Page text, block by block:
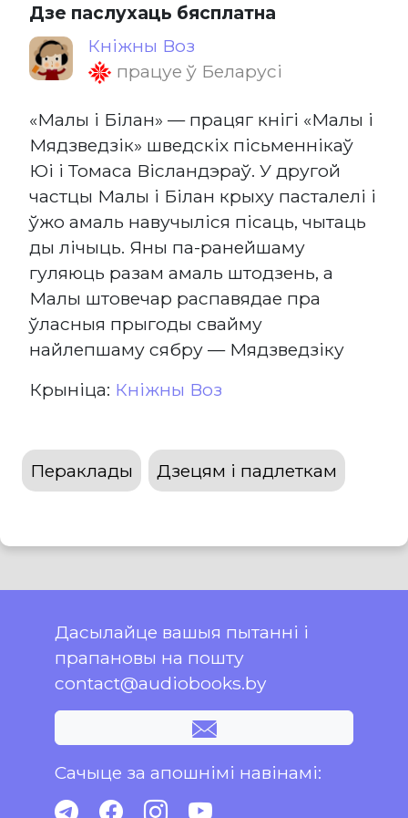
Дзе паслухаць бясплатна
Кніжны Воз
працуе ў Беларусі
«Малы і Білан» — працяг кнігі «Малы і
Мядзведзік» шведскіх пісьменнікаў
Юі і Томаса Вісландэраў. У другой
частцы Малы і Білан крыху пасталелі і
ўжо амаль навучыліся пісаць, чытаць
ды лічыць. Яны па-ранейшаму
гуляюць разам амаль штодзень, а
Малы штовечар распавядае пра
ўласныя прыгоды свайму
найлепшаму сябру — Мядзведзіку
Крыніца: Кніжны Воз
Пераклады Дзецям і падлеткам
Дасылайце вашыя пытанні і
прапановы на пошту
contact@audiobooks.by
Сачыце за апошнімі навінамі: